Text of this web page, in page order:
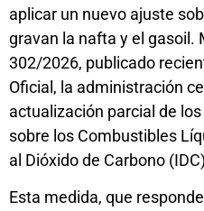
aplicar un nuevo ajuste
gravan la nafta y el gasoil.
302/2026, publicado
Oficial, la administración
actualización parcial de
sobre los Combustibles
al Dióxido de Carbono
Esta medida, que